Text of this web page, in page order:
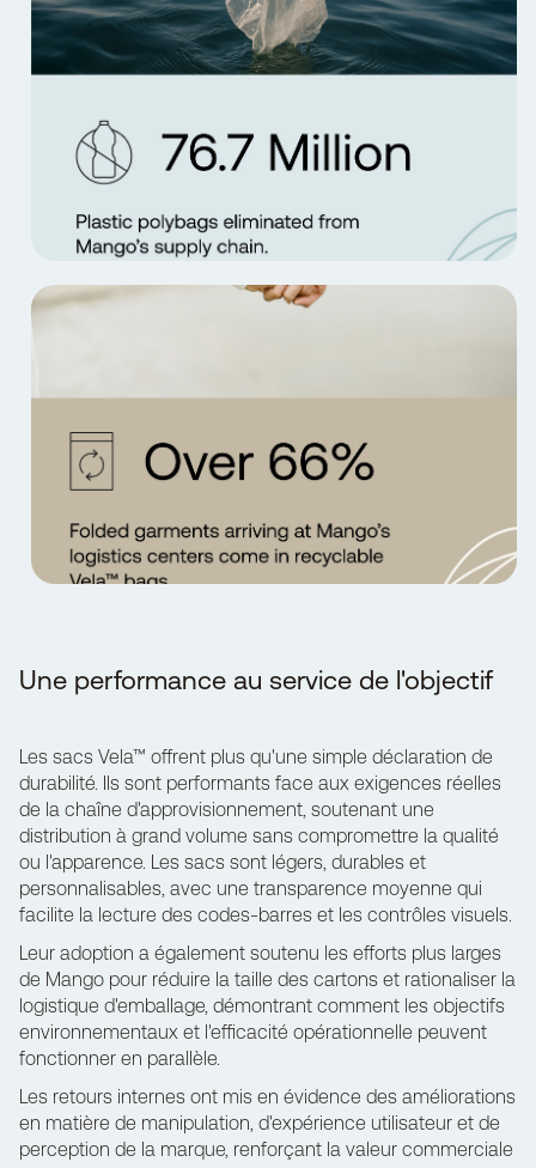
Une performance au service de l'objectif
Les sacs Vela™ offrent plus qu'une simple déclaration de
durabilité. Ils sont performants face aux exigences réelles
de la chaîne d'approvisionnement, soutenant une
distribution à grand volume sans compromettre la qualité
ou l'apparence. Les sacs sont légers, durables et
personnalisables, avec une transparence moyenne qui
facilite la lecture des codes-barres et les contrôles visuels.
Leur adoption a également soutenu les efforts plus larges
de Mango pour réduire la taille des cartons et rationaliser la
logistique d'emballage, démontrant comment les objectifs
environnementaux et l'efficacité opérationnelle peuvent
fonctionner en parallèle.
Les retours internes ont mis en évidence des améliorations
en matière de manipulation, d'expérience utilisateur et de
perception de la marque, renforçant la valeur commerciale